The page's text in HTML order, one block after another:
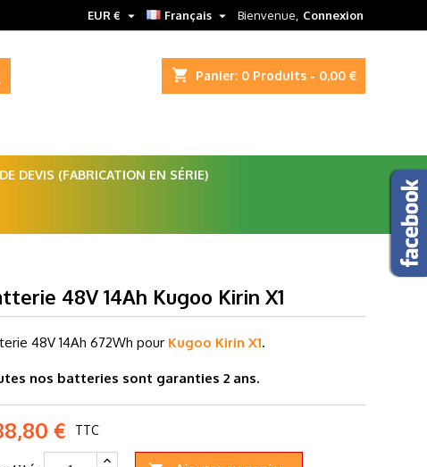
Bienvenue, Connexion
Français 
EUR € 
shopping_cart Panier: 0 Produits - 0,00 €
DEVIS (FABRICATION EN SÉRIE)
48V 14Ah Kugoo Kirin X1
48V 14Ah 672Wh pour Kugoo Kirin X1.
nos batteries sont garanties 2 ans.
€ TTC